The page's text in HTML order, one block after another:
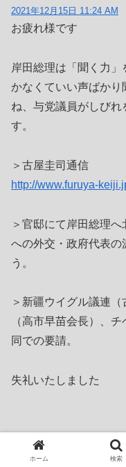
2021年12月15日 11:24 AM
お疲れ様です
岸田総理は「聞く力
かなくていい声ばか
ね、与党議員がしび
す。
＞古屋圭司通信
http://www.furuya-
＞官邸にて岸田総理
への外交・政府代表
う。
＞新疆ウイグル議連
（高市早苗会長）、
同での要請。
失礼いたしました
nebula
ホーム 検索